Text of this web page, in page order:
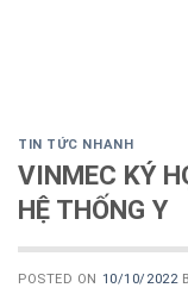
TIN TỨC NHANH
VINMEC KÝ
HỆ THỐNG Y
POSTED ON 10/10/2022